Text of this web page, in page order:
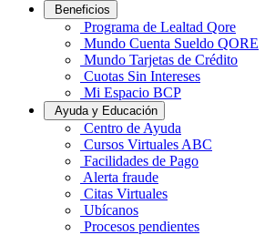
Beneficios
Programa de Lealtad Qore
Mundo Cuenta Sueldo QORE
Mundo Tarjetas de Crédito
Cuotas Sin Intereses
Mi Espacio BCP
Ayuda y Educación
Centro de Ayuda
Cursos Virtuales ABC
Facilidades de Pago
Alerta fraude
Citas Virtuales
Ubícanos
Procesos pendientes